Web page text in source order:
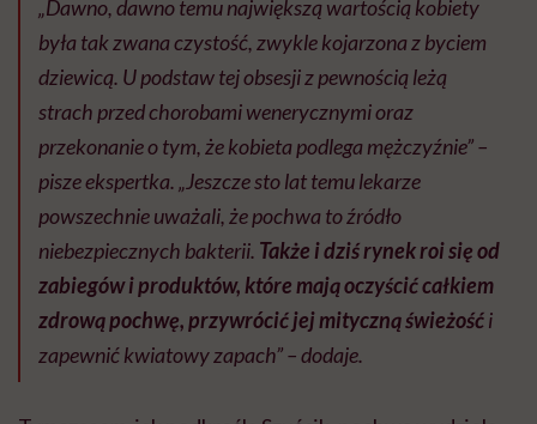
„Dawno, dawno temu największą wartością kobiety
była tak zwana czystość, zwykle kojarzona z byciem
dziewicą. U podstaw tej obsesji z pewnością leżą
strach przed chorobami wenerycznymi oraz
przekonanie o tym, że kobieta podlega mężczyźnie” –
pisze ekspertka. „Jeszcze sto lat temu lekarze
powszechnie uważali, że pochwa to źródło
niebezpiecznych bakterii. Także i dziś rynek roi się od
zabiegów i produktów, które mają oczyścić całkiem
zdrową pochwę, przywrócić jej mityczną świeżośći
zapewnić kwiatowy zapach” – dodaje.